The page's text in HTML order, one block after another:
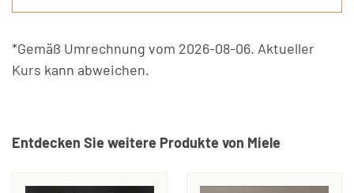
*Gemäß Umrechnung vom 2026-08-06. Aktueller
Kurs kann abweichen.
Entdecken Sie weitere Produkte von Miele